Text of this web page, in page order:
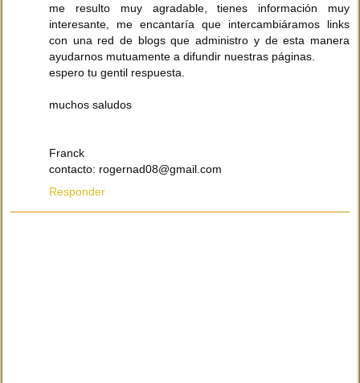
me resulto muy agradable, tienes información muy
interesante, me encantaría que intercambiáramos links
con una red de blogs que administro y de esta manera
ayudarnos mutuamente a difundir nuestras páginas.
espero tu gentil respuesta.
muchos saludos
Franck
contacto: rogernad08@gmail.com
Responder